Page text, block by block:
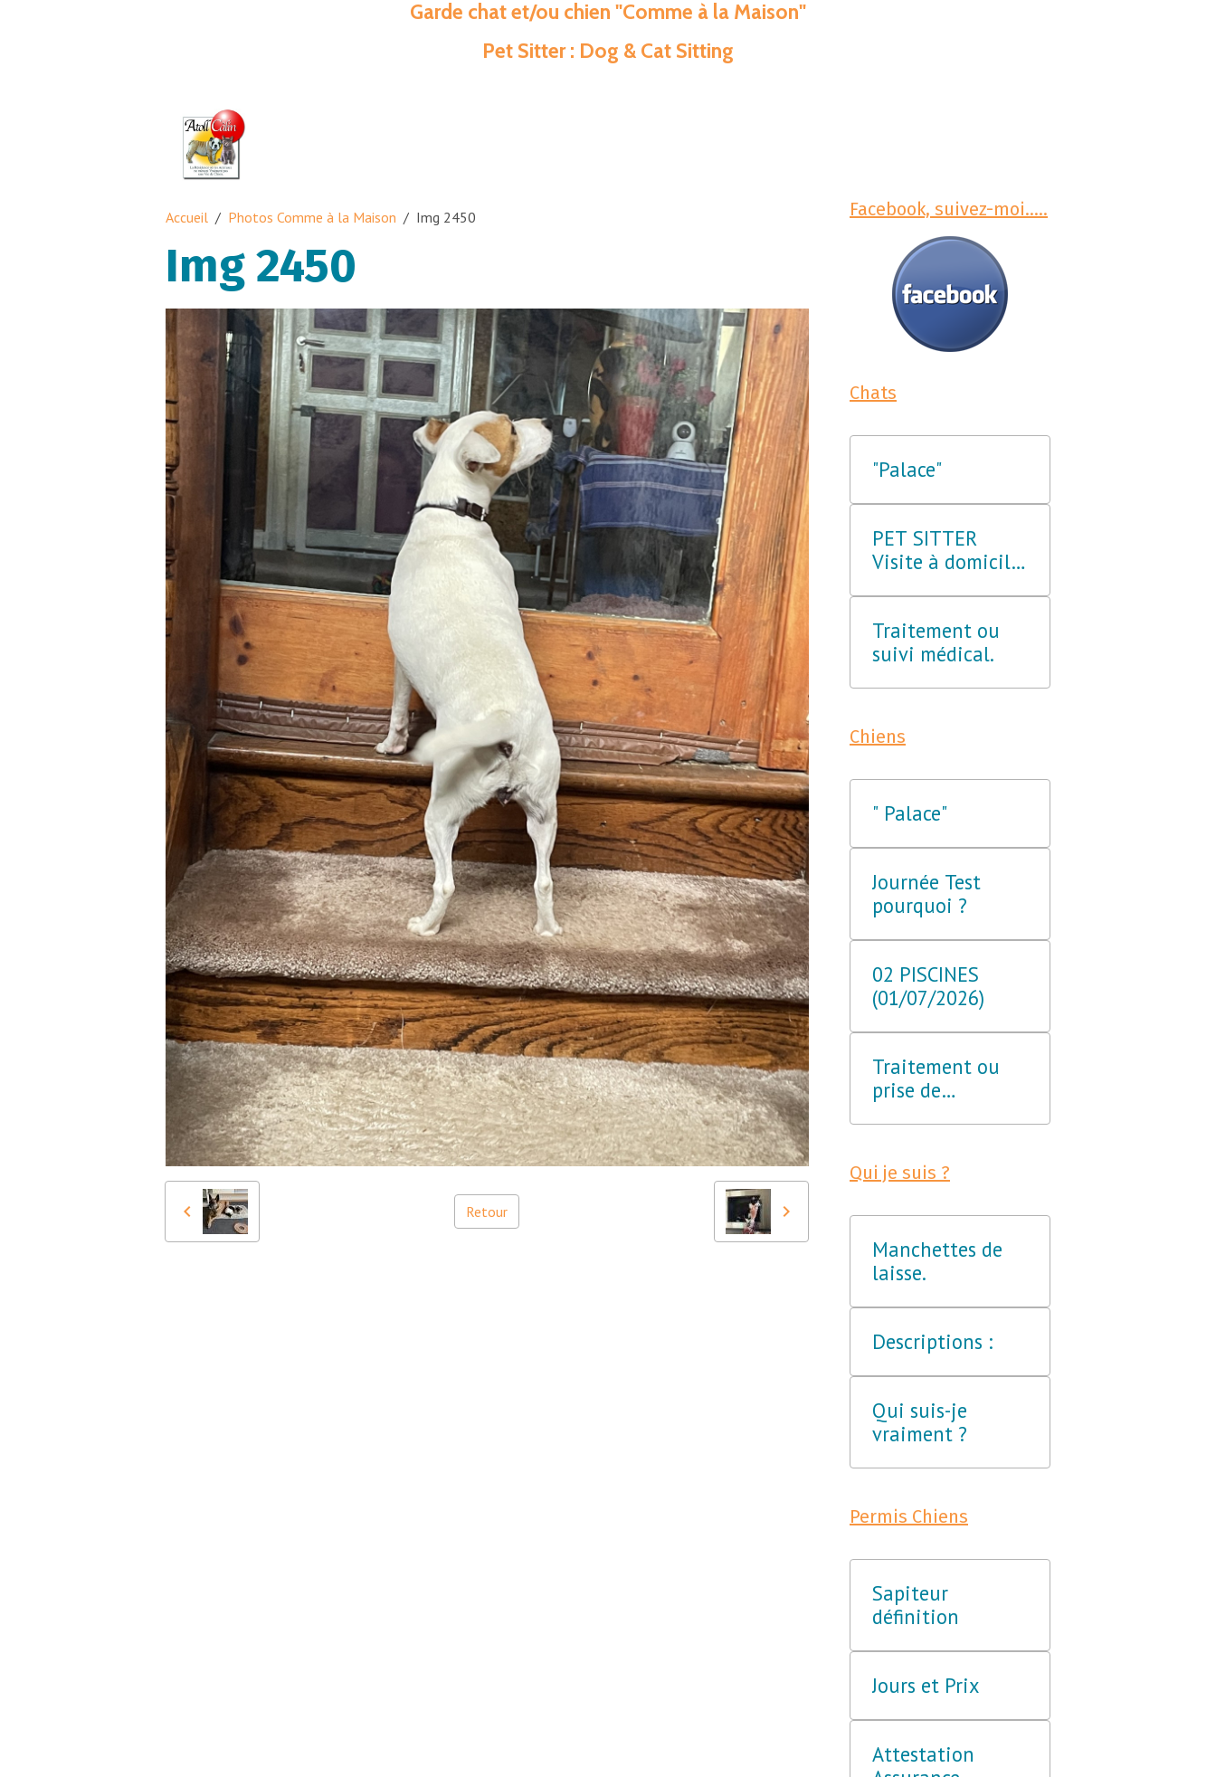
Garde chat et/ou chien "Comme à la Maison"
Pet Sitter : Dog & Cat Sitting
Accueil Photos Comme à la Maison Img 2450
Img 2450
Retour
Facebook, suivez-moi.....
Chats
"Palace"
PET SITTER
Visite à domicile.
Traitement ou
suivi médical.
Chiens
" Palace"
Journée Test
pourquoi ?
02 PISCINES
(01/07/2026)
Traitement ou
prise de
Qui je suis ?
Manchettes de
laisse.
Descriptions :
Qui suis-je
vraiment ?
Permis Chiens
Sapiteur
définition
Jours et Prix
Attestation